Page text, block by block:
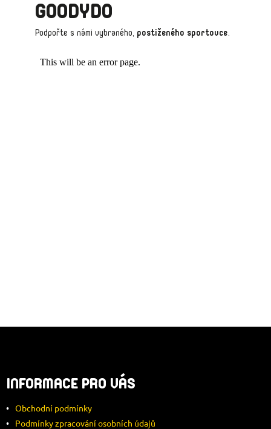
R
K
GOODYDO
Podpořte s námi vybraného, postiženého sportovce.
P
A
INFORMACE PRO VÁS
Obchodní podmínky
Podmínky zpracování osobních údajů